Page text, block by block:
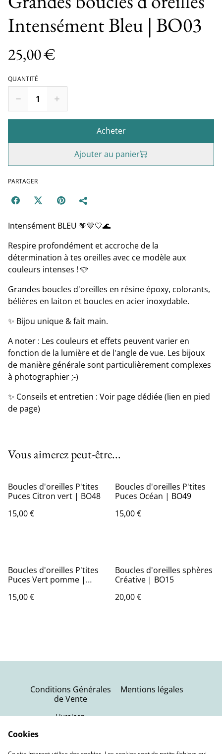
Intensément Bleu | BO03
25,00 €
QUANTITÉ
Acheter
Ajouter au panier
PARTAGER
Intensément BLEU 🩵💙🤍🌊
Respire profondément et accroche de la
détermination à tes oreilles avec ce modèle aux
couleurs intenses ! 🩵
Grandes boucles d'oreilles en résine époxy, colorants,
bélières en laiton et boucles en acier inoxydable.
✨ Bijou unique & fait main.
A noter : Les couleurs et effets peuvent varier en
fonction de la lumière et de l'angle de vue. Les bijoux
de manière générale sont particulièrement complexes
à photographier ;-)
✨ Conseils et entretien : Voir page dédiée (lien en pied
de page)
Vous aimerez peut-être...
Boucles d'oreilles P'tites
Puces Citron vert | BO48
15,00 €
Boucles d'oreilles P'tites
Puces Océan | BO49
15,00 €
Boucles d'oreilles P'tites
Puces Vert pomme |
15,00 €
Boucles d'oreilles sphères
Créative | BO15
20,00 €
Conditions Générales
de Vente
Livraison
Mentions légales
Cookies